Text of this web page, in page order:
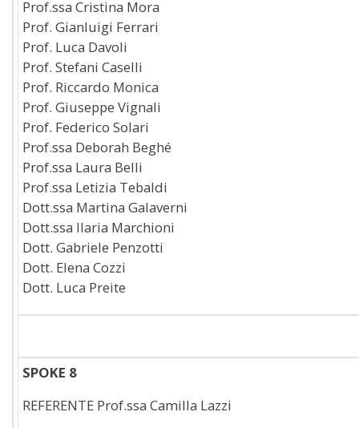
Prof.ssa Cristina Mora
Prof. Gianluigi Ferrari
Prof. Luca Davoli
Prof. Stefani Caselli
Prof. Riccardo Monica
Prof. Giuseppe Vignali
Prof. Federico Solari
Prof.ssa Deborah Beghé
Prof.ssa Laura Belli
Prof.ssa Letizia Tebaldi
Dott.ssa Martina Galaverni
Dott.ssa Ilaria Marchioni
Dott. Gabriele Penzotti
Dott. Elena Cozzi
Dott. Luca Preite
SPOKE 8
REFERENTE Prof.ssa Camilla Lazzi